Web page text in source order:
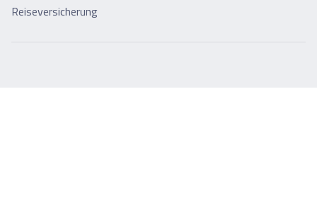
Reiseversicherung